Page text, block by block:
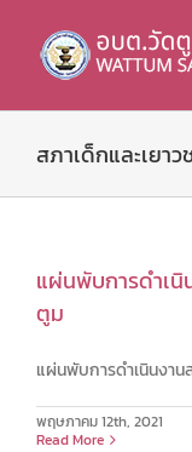
content
สภาเด็กและเยาว
แผ่นพับการดำเนิ
ตูม
แผ่นพับการดำเนินงาน
พฤษภาคม 12th, 2021
Read More